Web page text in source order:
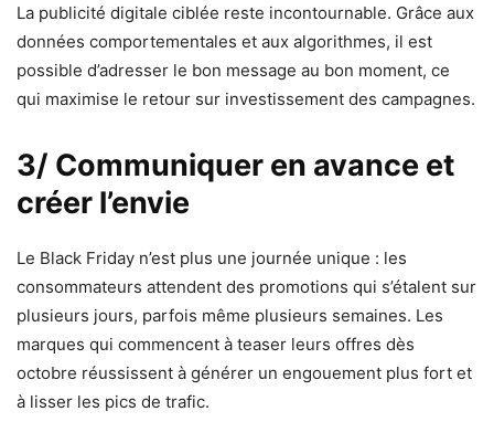
La publicité digitale ciblée reste incontournable. Grâce aux
données comportementales et aux algorithmes, il est
possible d’adresser le bon message au bon moment, ce
qui maximise le retour sur investissement des campagnes.
3/ Communiquer en avance et
créer l’envie
Le Black Friday n’est plus une journée unique : les
consommateurs attendent des promotions qui s’étalent sur
plusieurs jours, parfois même plusieurs semaines. Les
marques qui commencent à teaser leurs offres dès
octobre réussissent à générer un engouement plus fort et
à lisser les pics de trafic.